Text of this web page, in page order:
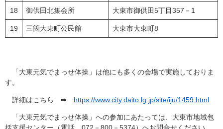
18 御供田北集会所 大東市御供田5丁目357－1
19 三箇大東町公民館 大東市大東町8
「大東元気でまっせ体操」は他にも多くの会場で実施しておりま
す。
詳細はこちら ➡ https://www.city.daito.lg.jp/site/iju/1459.html
「大東元気でまっせ体操」への参加にあたっては、大東市地域包